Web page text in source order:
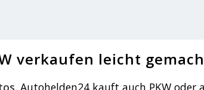
verkaufen leicht
. Autohelden24 kauft auch PKW oder